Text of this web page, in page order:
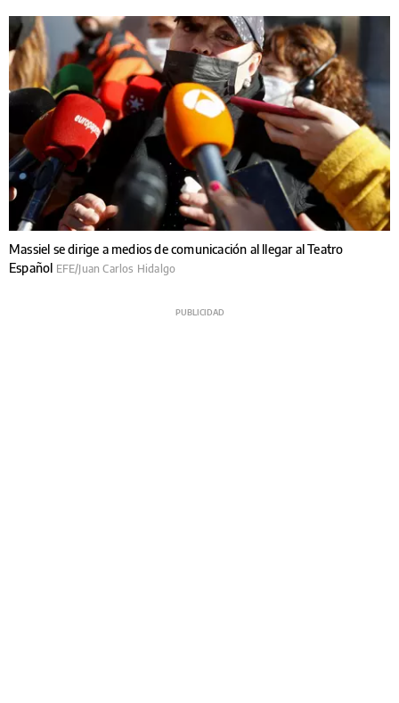
Massiel se dirige a medios de comunicación al llegar al Teatro
Español EFE/Juan Carlos Hidalgo